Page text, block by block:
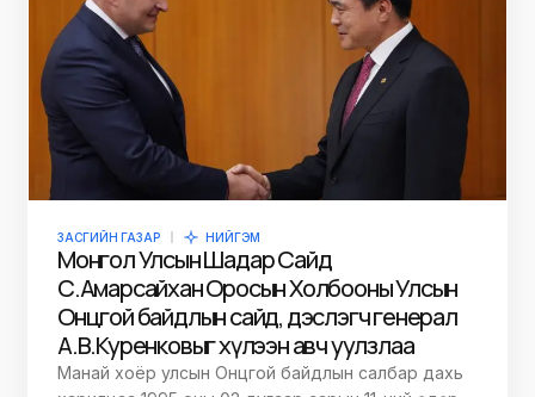
ЗАСГИЙН ГАЗАР НИЙГЭМ
Монгол Улсын Шадар Сайд
С.Амарсайхан Оросын Холбооны Улсын
Онцгой байдлын сайд, дэслэгч генерал
А.В.Куренковыг хүлээн авч уулзлаа
Манай хоёр улсын Онцгой байдлын салбар дахь